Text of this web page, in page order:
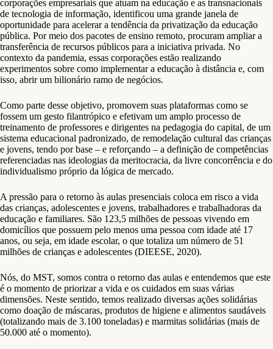
corporações empresariais que atuam na educação e as transnacionais
de tecnologia de informação, identificou uma grande janela de
oportunidade para acelerar a tendência da privatização da educação
pública. Por meio dos pacotes de ensino remoto, procuram ampliar a
transferência de recursos públicos para a iniciativa privada. No
contexto da pandemia, essas corporações estão realizando
experimentos sobre como implementar a educação à distância e, com
isso, abrir um bilionário ramo de negócios.
Como parte desse objetivo, promovem suas plataformas como se
fossem um gesto filantrópico e efetivam um amplo processo de
treinamento de professores e dirigentes na pedagogia do capital, de um
sistema educacional padronizado, de remodelação cultural das crianças
e jovens, tendo por base – e reforçando – a definição de competências
referenciadas nas ideologias da meritocracia, da livre concorrência e do
individualismo próprio da lógica de mercado.
A pressão para o retorno às aulas presenciais coloca em risco a vida
das crianças, adolescentes e jovens, trabalhadores e trabalhadoras da
educação e familiares. São 123,5 milhões de pessoas vivendo em
domicílios que possuem pelo menos uma pessoa com idade até 17
anos, ou seja, em idade escolar, o que totaliza um número de 51
milhões de crianças e adolescentes (DIEESE, 2020).
Nós, do MST, somos contra o retorno das aulas e entendemos que este
é o momento de priorizar a vida e os cuidados em suas várias
dimensões. Neste sentido, temos realizado diversas ações solidárias
como doação de máscaras, produtos de higiene e alimentos saudáveis
(totalizando mais de 3.100 toneladas) e marmitas solidárias (mais de
50.000 até o momento).